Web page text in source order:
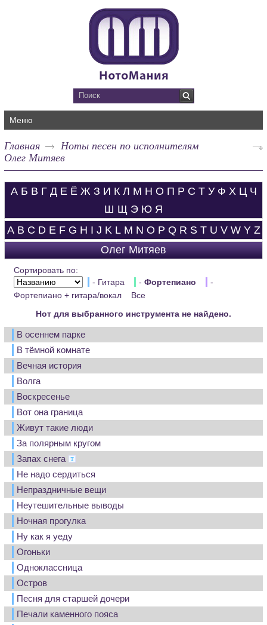
Меню
Главная
Ноты песен по исполнителям
Олег Митяев
А Б В Г Д Е Ё Ж З И К Л М Н О П Р С Т У Ф Х Ц Ч
Ш Щ Э Ю Я
A B C D E F G H I J K L M N O P Q R S T U V W Y Z
Олег Митяев
Сортировать по:
- Гитара
-Фортепиано
-
Фортепиано + гитара/вокал
Все
Нот для выбранного инструмента не найдено.
В осеннем парке
В тёмной комнате
Вечная история
Волга
Воскресенье
Вот она граница
Живут такие люди
За полярным кругом
Запах снега
Не надо сердиться
Непраздничные вещи
Неутешительные выводы
Ночная прогулка
Ну как я уеду
Огоньки
Одноклассница
Остров
Песня для старшей дочери
Печали каменного пояса